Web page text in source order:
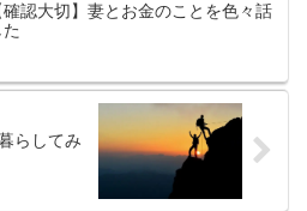
確認大切】妻とお金のことを色々話
た
らしてみ